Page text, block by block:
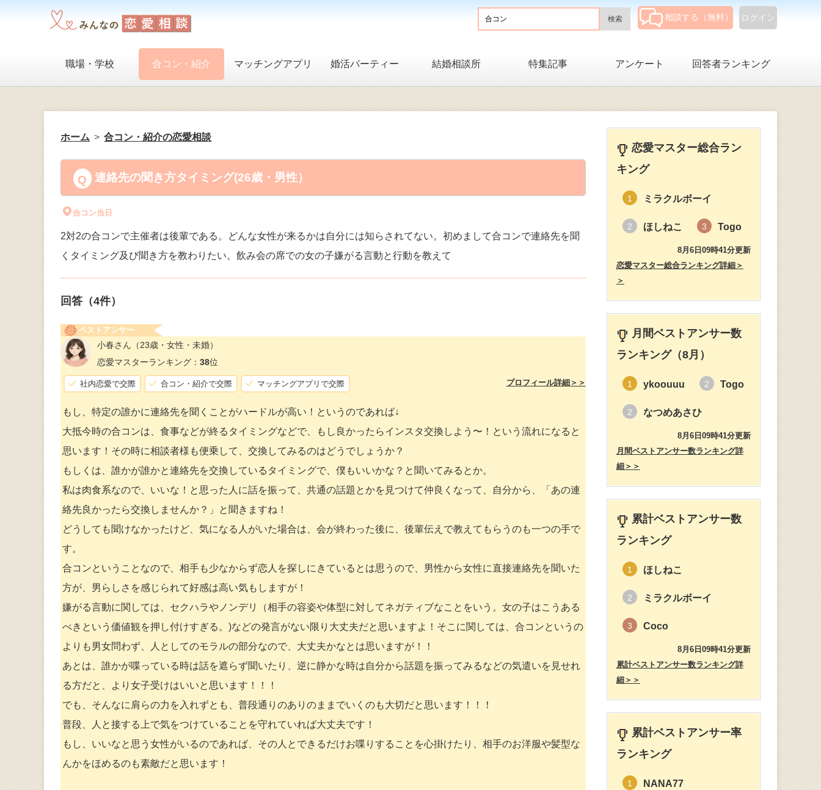
ログイン
相談する（無料）
職場・学校 合コン・紹介 マッチングアプリ 婚活パーティー 結婚相談所 特集記事 アンケート 回答者ランキング
ホーム 合コン・紹介の恋愛相談
連絡先の聞き方タイミング(26歳・男性）
合コン当日
2対2の合コンで主催者は後輩である。どんな女性が来るかは自分には知らされてない。初めまして合コンで連絡先を聞
くタイミング及び聞き方を教わりたい。飲み会の席での女の子嫌がる言動と行動を教えて
回答（4件）
ベストアンサー
小春さん （23歳・女性・未婚）
恋愛マスターランキング： 38位
社内恋愛で交際 合コン・紹介で交際 マッチングアプリで交際 プロフィール詳細＞＞
もし、特定の誰かに連絡先を聞くことがハードルが高い！というのであれば↓
大抵今時の合コンは、食事などが終るタイミングなどで、もし良かったらインスタ交換しよう〜！という流れになると
思います！その時に相談者様も便乗して、交換してみるのはどうでしょうか？
もしくは、誰かが誰かと連絡先を交換しているタイミングで、僕もいいかな？と聞いてみるとか。
私は肉食系なので、いいな！と思った人に話を振って、共通の話題とかを見つけて仲良くなって、自分から、「あの連
絡先良かったら交換しませんか？」と聞きますね！
どうしても聞けなかったけど、気になる人がいた場合は、会が終わった後に、後輩伝えで教えてもらうのも一つの手で
す。
合コンということなので、相手も少なからず恋人を探しにきているとは思うので、男性から女性に直接連絡先を聞いた
方が、男らしさを感じられて好感は高い気もしますが！
嫌がる言動に関しては、セクハラやノンデリ（相手の容姿や体型に対してネガティブなことをいう。女の子はこうある
べきという価値観を押し付けすぎる。)などの発言がない限り大丈夫だと思いますよ！そこに関しては、合コンというの
よりも男女問わず、人としてのモラルの部分なので、大丈夫かなとは思いますが！！
あとは、誰かが喋っている時は話を遮らず聞いたり、逆に静かな時は自分から話題を振ってみるなどの気遣いを見せれ
る方だと、より女子受けはいいと思います！！！
でも、そんなに肩らの力を入れずとも、普段通りのありのままでいくのも大切だと思います！！！
普段、人と接する上で気をつけていることを守れていれば大丈夫です！
もし、いいなと思う女性がいるのであれば、その人とできるだけお喋りすることを心掛けたり、相手のお洋服や髪型な
んかをほめるのも素敵だと思います！
恋愛マスター総合ラン
キング
1 ミラクルボーイ
2 ほしねこ 3 Togo
8月6日09時41分更新
恋愛マスター総合ランキング詳細＞
＞
月間ベストアンサー数
ランキング（8月）
1 ykoouuu 2 Togo
2 なつめあさひ
8月6日09時41分更新
月間ベストアンサー数ランキング詳
細＞＞
累計ベストアンサー数
ランキング
1 ほしねこ
2 ミラクルボーイ
3 Coco
8月6日09時41分更新
累計ベストアンサー数ランキング詳
細＞＞
累計ベストアンサー率
ランキング
1 NANA77